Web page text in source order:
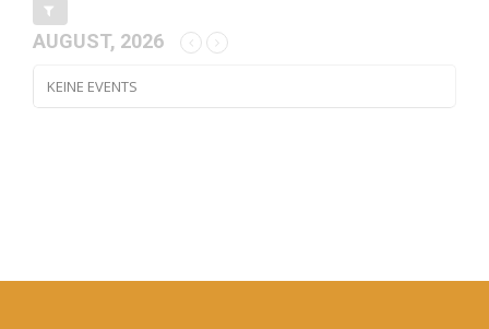
AUGUST, 2026
KEINE EVENTS